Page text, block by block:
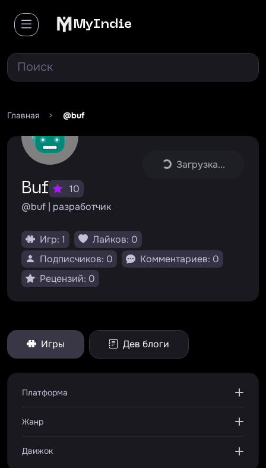
MyIndie
Главная > @buf
Загрузка...
Buf
10
@buf | разработчик
Игр: 1
Лайков: 0
Подписчиков: 0
Комментариев: 0
Рецензий: 0
Игры Дев блоги
Платформа
Жанр
Движок